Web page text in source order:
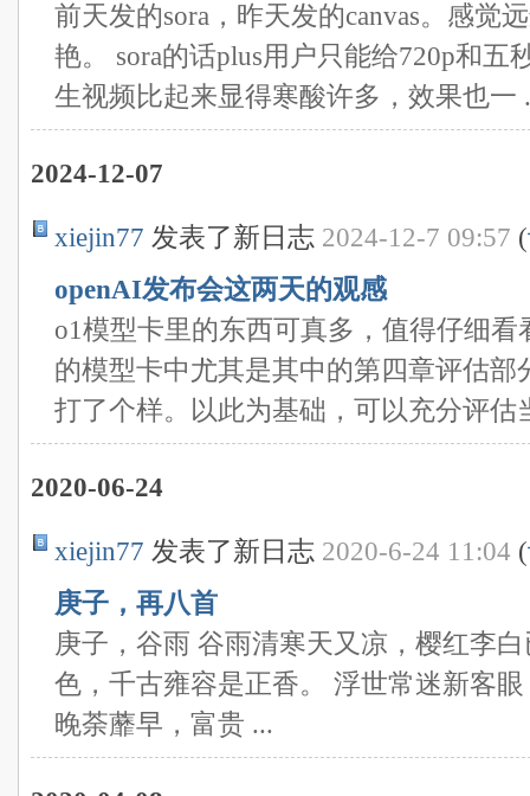
前天发的sora，昨天发的canvas。感觉
艳。 sora的话plus用户只能给720p和五
生视频比起来显得寒酸许多，效果也一
2024-12-07
xiejin77 发表了新日志 2024-12-7 09:57 (
openAI发布会这两天的观感
o1模型卡里的东西可真多，值得仔细看
的模型卡中尤其是其中的第四章评估
打了个样。以此为基础，可以充分评估
2020-06-24
xiejin77 发表了新日志 2020-6-24 11:04 (
庚子，再八首
庚子，谷雨 谷雨清寒天又凉，樱红李
色，千古雍容是正香。 浮世常迷新客
晚荼蘼早，富贵 ...